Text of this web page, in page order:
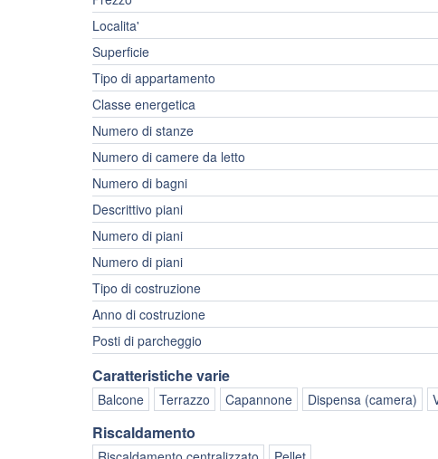
Localita'
Superficie
Tipo di appartamento
Classe energetica
Numero di stanze
Numero di camere da letto
Numero di bagni
Descrittivo piani
Numero di piani
Numero di piani
Tipo di costruzione
Anno di costruzione
Posti di parcheggio
Caratteristiche varie
Balcone Terrazzo Capannone Dispensa (camera)
Riscaldamento